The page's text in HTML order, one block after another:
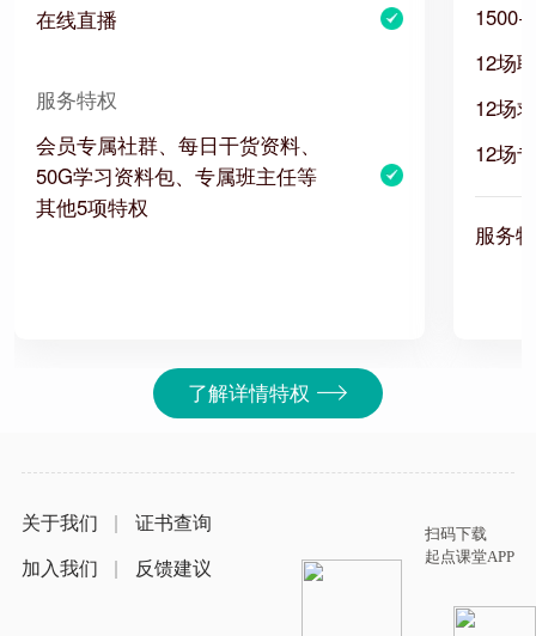
在线直播
服务特权
会员专属社群、每日干货资料、
50G学习资料包、专属班主任等
其他5项特权
12场
12场
12场
服务
了解详情特权
关于我们 |
证书查询
加入我们
| 反馈建议
扫码下载
起点课堂APP